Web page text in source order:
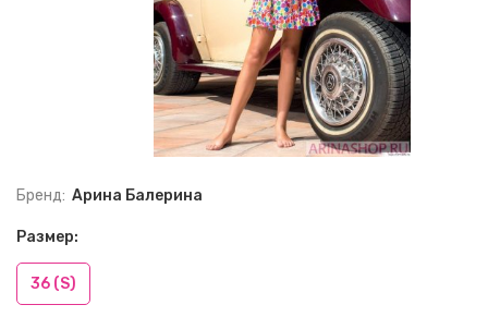
Бренд: Арина Балерина
Размер:
36 (S)